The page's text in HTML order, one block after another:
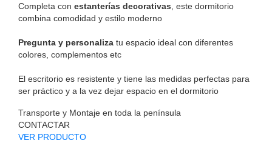
Completa con estanterías decorativas , este dormitorio
combina comodidad y estilo moderno
Pregunta y personaliza tu espacio ideal con diferentes
colores, complementos etc
El escritorio es resistente y tiene las medidas perfectas para
ser práctico y a la vez dejar espacio en el dormitorio
Transporte y Montaje en toda la península
CONTACTAR
VER PRODUCTO